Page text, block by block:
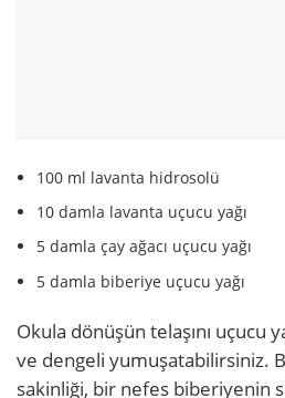
100 ml lavanta hidrosolü
10 damla lavanta uçucu yağı
5 damla çay ağacı uçucu yağı
5 damla biberiye uçucu yağı
Okula dönüşün telaşını uçucu
ve dengeli yumuşatabilirsiniz.
sakinliği, bir nefes biberiyenin